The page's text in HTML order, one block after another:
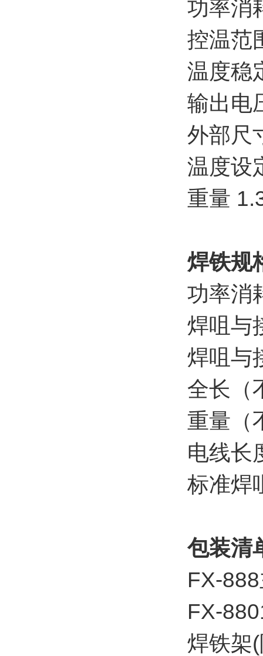
功率消
控温范
温度
输出电
外部尺
温度设
重量
焊铁规
功率消
焊咀与
焊咀与
全长（
重量（
电线长
标准焊
包装清
FX-
FX-
焊铁架